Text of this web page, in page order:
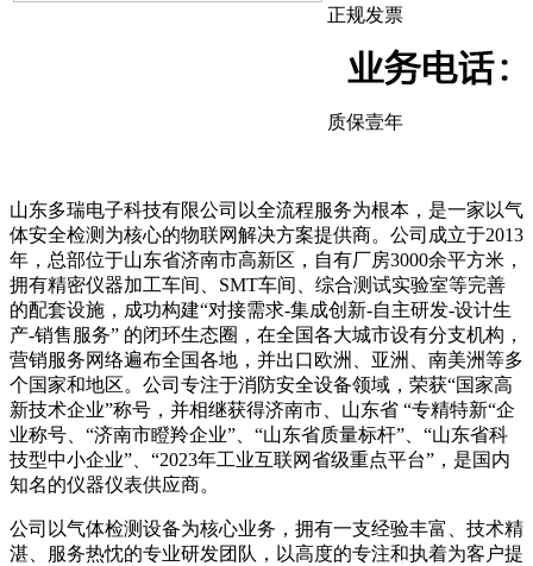
正规发票
质保壹年
山东多瑞电子科技有限公司以全流程服务为根本，是一家以气
体安全检测为核心的物联网解决方案提供商。公司成立于2013
年，总部位于山东省济南市高新区，自有厂房3000余平方米，
拥有精密仪器加工车间、SMT车间、综合测试实验室等完善
的配套设施，成功构建“对接需求-集成创新-自主研发-设计生
产-销售服务” 的闭环生态圈，在全国各大城市设有分支机构，
营销服务网络遍布全国各地，并出口欧洲、亚洲、南美洲等多
个国家和地区。公司专注于消防安全设备领域，荣获“国家高
新技术企业”称号，并相继获得济南市、山东省 “专精特新“企
业称号、“济南市瞪羚企业”、“山东省质量标杆”、“山东省科
技型中小企业”、“2023年工业互联网省级重点平台”，是国内
知名的仪器仪表供应商。
公司以气体检测设备为核心业务，拥有一支经验丰富、技术精
湛、服务热忱的专业研发团队，以高度的专注和执着为客户提